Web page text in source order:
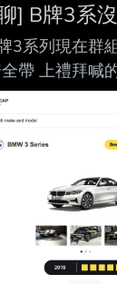
] B牌3系
3系列現在群
帶 上禮拜喊
波操控 --